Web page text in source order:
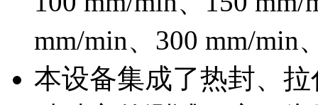
mm/min、300 mm/min
本设备集成了热封、